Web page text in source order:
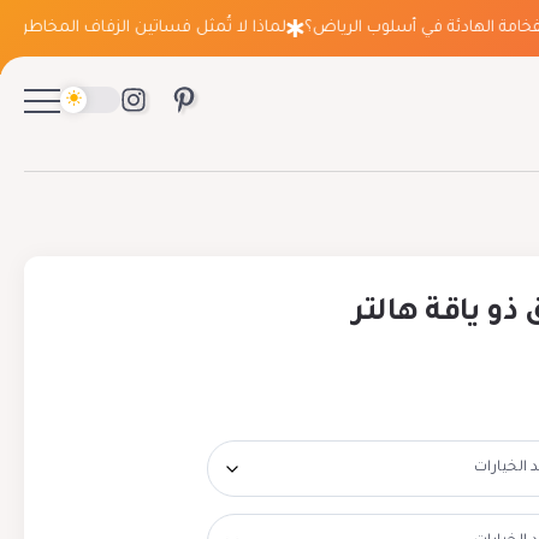
الهادئة في أسلوب الرياض؟ لماذا لا تُمثل فساتين الزفاف المخاطرة التي
ياقة هالتر